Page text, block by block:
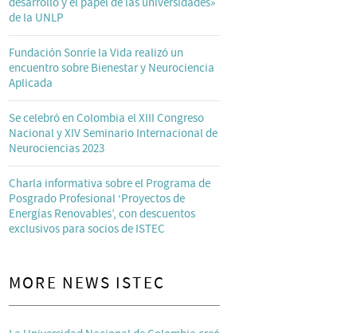
de la UNLP
Fundación Sonríe la Vida realizó un
encuentro sobre Bienestar y Neurociencia
Aplicada
Se celebró en Colombia el XIII Congreso
Nacional y XIV Seminario Internacional de
Neurociencias 2023
Charla informativa sobre el Programa de
Posgrado Profesional ‘Proyectos de
Energías Renovables’, con descuentos
exclusivos para socios de ISTEC
MORE NEWS ISTEC